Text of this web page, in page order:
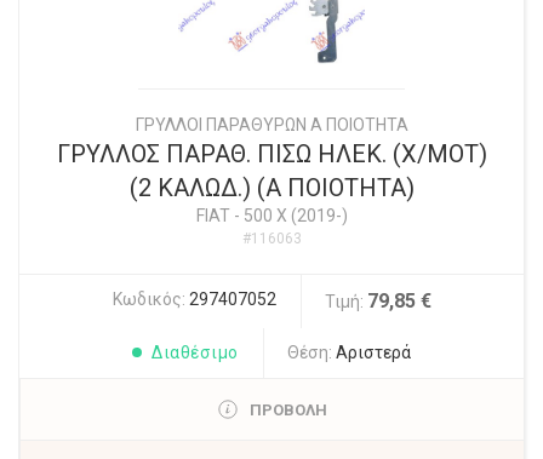
ΓΡΥΛΛΟΙ ΠΑΡΑΘΥΡΩΝ Α ΠΟΙΟΤΗΤΑ
ΓΡΥΛΛΟΣ ΠΑΡΑΘ. ΠΙΣΩ ΗΛΕΚ. (Χ/ΜΟΤ)
(2 ΚΑΛΩΔ.) (Α ΠΟΙΟΤΗΤΑ)
FIAT- 500 X (2019-)
#116063
Κωδικός: 297407052 Τιμή: 79,85 €
Διαθέσιμο Θέση: Αριστερά
ΠΡΟΒΟΛΗ